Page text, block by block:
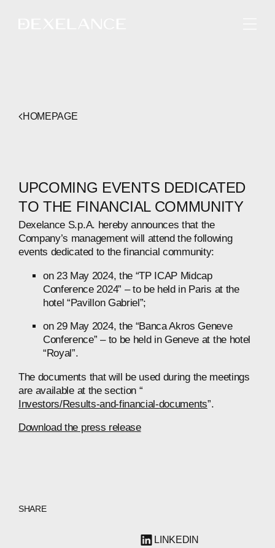
HOMEPAGE
UPCOMING EVENTS DEDICATED
TO THE FINANCIAL COMMUNITY
Dexelance S.p.A. hereby announces that the
Company’s management will attend the following
events dedicated to the financial community:
on 23 May 2024, the “TP ICAP Midcap
Conference 2024” – to be held in Paris at the
hotel “Pavillon Gabriel”;
on 29 May 2024, the “Banca Akros Geneve
Conference” – to be held in Geneve at the hotel
“Royal”.
The documents that will be used during the meetings
are available at the section “
Investors/Results-and-financial-documents”.
Download the press release
SHARE
LINKEDIN